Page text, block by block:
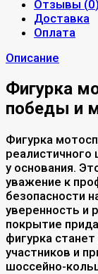
Отзывы (0)
Доставка
Оплата
Описание
Фигурка
победы и
Фигурка
у основания.
уважение к
безопасности
уверенность и
покрытие
фигурка
участников и
шоссейно-